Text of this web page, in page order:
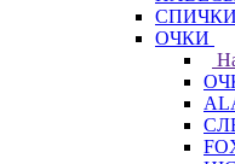
ОЧКИ